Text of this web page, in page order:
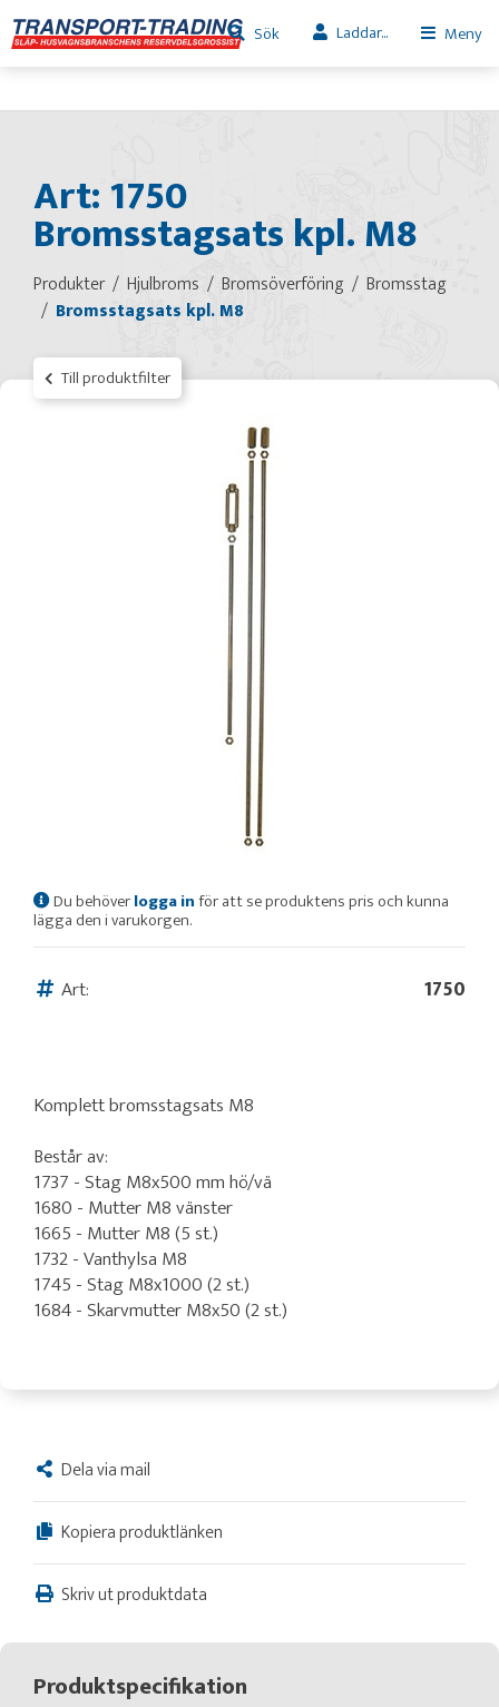
Sök Laddar... Meny
Art: 1750
Bromsstagsats kpl. M8
Produkter Hjulbroms Bromsöverföring
Bromsstag
Bromsstagsats kpl. M8
Till produktfilter
Du behöverlogga inför att se produktens pris och kunna
lägga den i varukorgen.
Art: 1750
Komplett bromsstagsats M8
Består av:
1737 - Stag M8x500 mm hö/vä
1680 - Mutter M8 vänster
1665 - Mutter M8 (5 st.)
1732 - Vanthylsa M8
1745 - Stag M8x1000 (2 st.)
1684 - Skarvmutter M8x50 (2 st.)
Dela via mail
Kopiera produktlänken
Skriv ut produktdata
Produktspecifikation